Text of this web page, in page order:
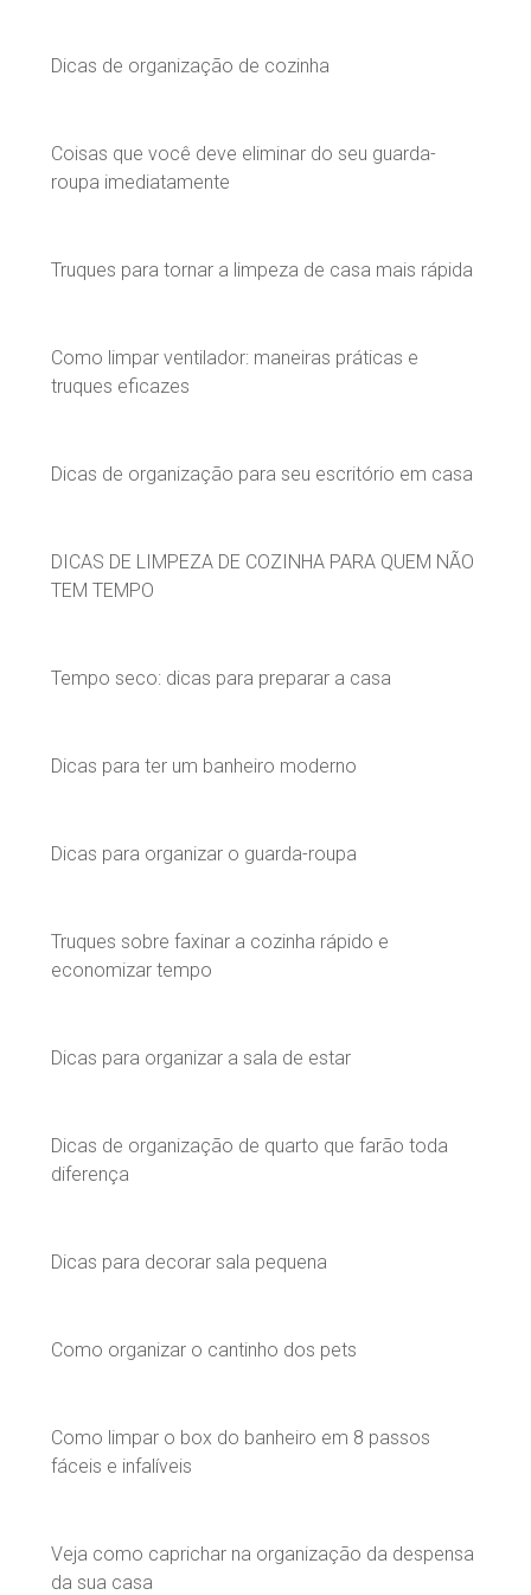
Dicas de organização de cozinha
Coisas que você deve eliminar do seu guarda-
roupa imediatamente
Truques para tornar a limpeza de casa mais rápida
Como limpar ventilador: maneiras práticas e
truques eficazes
Dicas de organização para seu escritório em casa
DICAS DE LIMPEZA DE COZINHA PARA QUEM NÃO
TEM TEMPO
Tempo seco: dicas para preparar a casa
Dicas para ter um banheiro moderno
Dicas para organizar o guarda-roupa
Truques sobre faxinar a cozinha rápido e
economizar tempo
Dicas para organizar a sala de estar
Dicas de organização de quarto que farão toda
diferença
Dicas para decorar sala pequena
Como organizar o cantinho dos pets
Como limpar o box do banheiro em 8 passos
fáceis e infalíveis
Veja como caprichar na organização da despensa
da sua casa